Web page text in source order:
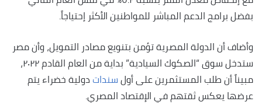
بفضل برامج الدعم المباشر للمواطنين الأكثر إحتياجاً.
وأضاف أن الدولة المصرية تؤمن بتنويع مصادر التمويل، وأن مصر
ستدخل سوق “الصكوك السيادية” بداية من العام القادم ٢٠٢٢،
مبيناً أن طلب المستثمرين على أولسندات دولية خضراء يتم
عرضها يعكس ثقتهم في الإقتصاد المصري.